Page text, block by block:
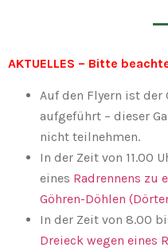
AKTUELLES – Bitte
Auf den Flyern ist der
aufgeführt – dieser
nicht teilnehmen.
In der Zeit von 11.00
eines Radrennens zu
Göhren-Döhlen
In der Zeit von 8.00
Dreieck wegen eines